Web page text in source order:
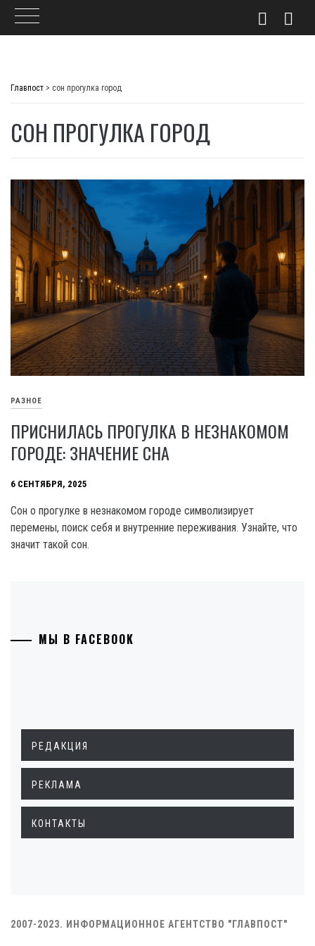
Главпост > сон прогулка город
СОН ПРОГУЛКА ГОРОД
РАЗНОЕ
ПРИСНИЛАСЬ ПРОГУЛКА В НЕЗНАКОМОМ
ГОРОДЕ: ЗНАЧЕНИЕ СНА
6 СЕНТЯБРЯ, 2025
Сон о прогулке в незнакомом городе символизирует
перемены, поиск себя и внутренние переживания. Узнайте, что
значит такой сон.
МЫ В FACEBOOK
РЕДАКЦИЯ
РЕКЛАМА
КОНТАКТЫ
2007-2023. ИНФОРМАЦИОННОЕ АГЕНТСТВО "ГЛАВПОСТ"